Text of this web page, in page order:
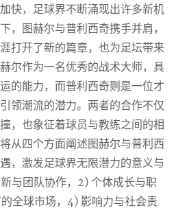
快，足球界不断涌现出许多新机
，图赫尔与普利西奇携手并肩，
打开了新的篇章，也为足坛带来
尔作为一名优秀的战术大师，具
的能力，而普利西奇则是一位才
领潮流的潜力。两者的合作不仅
，也象征着球员与教练之间的相
从四个方面阐述图赫尔与普利西
，激发足球界无限潜力的意义与
与团队协作，2) 个体成长与职
全球市场，4) 影响力与社会责